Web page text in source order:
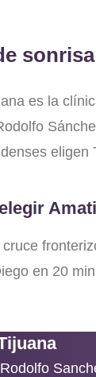
es la
eligen
en 20